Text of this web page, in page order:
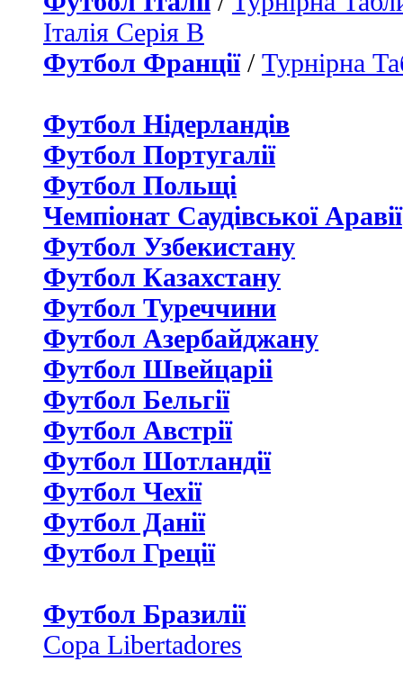
Італія Серія B
Футбол Франції/ Турнірна
Футбол Нідерландiв
Футбол Португалії
Футбол Польщі
Чемпіонат Саудівської Аравії
Футбол Узбекистану
Футбол Казахстану
Футбол Туреччини
Футбол Азербайджану
Футбол Швейцаріі
Футбол Бельгії
Футбол Австрії
Футбол Шотландії
Футбол Чехії
Футбол Данії
Футбол Греції
Футбол Бразилії
Copa Libertadores